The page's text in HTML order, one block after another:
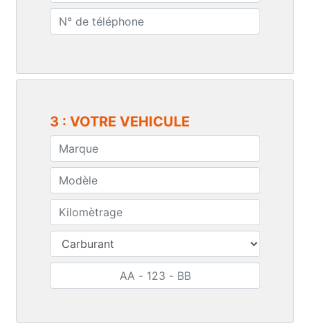
3 : VOTRE VEHICULE